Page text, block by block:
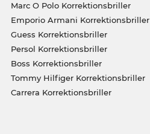
Marc O Polo Korrektionsbriller
Emporio Armani Korrektionsbriller
Guess Korrektionsbriller
Persol Korrektionsbriller
Boss Korrektionsbriller
Tommy Hilfiger Korrektionsbriller
Carrera Korrektionsbriller